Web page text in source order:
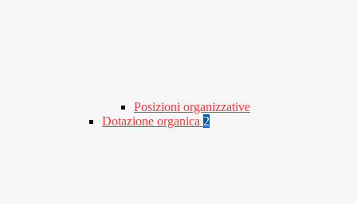
Posizioni organizzative
Dotazione organica 2